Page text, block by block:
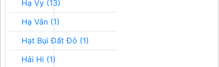
Hạ Vy (13)
Hạ Vân (1)
Hạt Bụi Đất Đỏ (1)
Hải Hi (1)